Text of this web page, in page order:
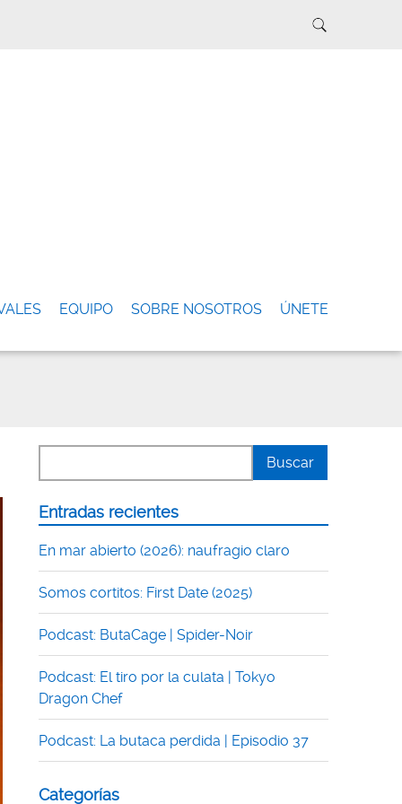
EQUIPO SOBRE NOSOTROS ÚNETE
Entradas recientes
En mar abierto (2026): naufragio claro
Somos cortitos: First Date (2025)
Podcast: ButaCage | Spider-Noir
Podcast: El tiro por la culata | Tokyo
Dragon Chef
Podcast: La butaca perdida | Episodio 37
Categorías